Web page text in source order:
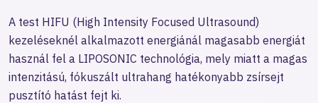
A test HIFU (High Intensity Focused Ultrasound)
kezeléseknél alkalmazott energiánál magasabb energiát
használ fel a LIPOSONIC technológia, mely miatt a magas
intenzitású, fókuszált ultrahang hatékonyabb zsírsejt
pusztító hatást fejt ki.